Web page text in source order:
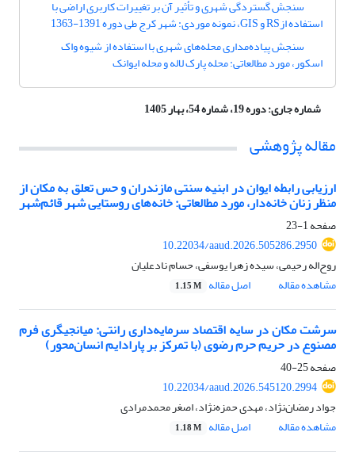
سنجش گستردگی شهری و تأثیر آن بر تغییرات کاربری اراضی با
استفاده ازRS و GIS، نمونه موردی: شهر کرج طی دوره 1391-1363
سنجش پیاده‌مداری محله‌های شهری با استفاده از شیوه واک
اسکور، مورد مطالعاتی: محله پارک لاله و محله ایوانک
شماره جاری:دوره 19، شماره 54، بهار 1405
مقاله پژوهشی
ارزیابی رابطه ایوان در ابنیه سنتی مازندران و حس تعلق به مکان از
منظر زنان خانه‌دار، مورد مطالعاتی: خانه‌های روستایی شهر قائم‌شهر
صفحه1-23
10.22034/aaud.2026.505286.2950
روح‌اله رحیمی، سیده زهرا یوسفی، حسام نادعلیان
مشاهده مقاله
اصل مقاله 1.15 M
سرشت مکان در سایه اقتصاد سرمایه‌داری رانتی: میانجیگری فرم
مصنوع در حریم حرم رضوی (با تمرکز بر پارادایم انسان‌محور)
صفحه25-40
10.22034/aaud.2026.545120.2994
جواد رمضان‌نژاد، مهدی حمزه‌نژاد، اصغر محمد‌مرادی
مشاهده مقاله
اصل مقاله 1.18 M